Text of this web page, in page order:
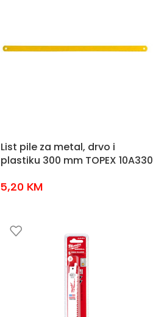
List pile za metal, drvo i
plastiku 300 mm TOPEX 10A330
5,20 KM